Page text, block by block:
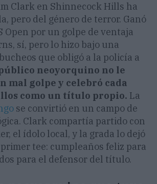
Clark en Shinnecock Hills ha
pero del género de terror. Ganó
Open por un golpe de ventaja
sí, pero lo hizo bajo una
que obligó a la policía a
neoyorquino no le
mal golpe y celebró cada
como un título propio. La
se convirtió en un campo de
Clark compartía partido con
el ídolo local, y la grada lo dejó
tee: cumpleaños feliz para
para el defensor del título.